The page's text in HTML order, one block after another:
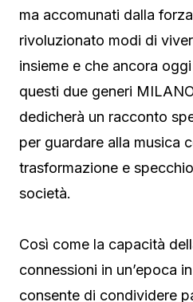
ma accomunati dalla
rivoluzionato modi di
insieme e che ancora
questi due generi
dedicherà un racconto
per guardare alla musica
trasformazione e
società.
Così come la capacità
connessioni in un’epoca
consente di condividere